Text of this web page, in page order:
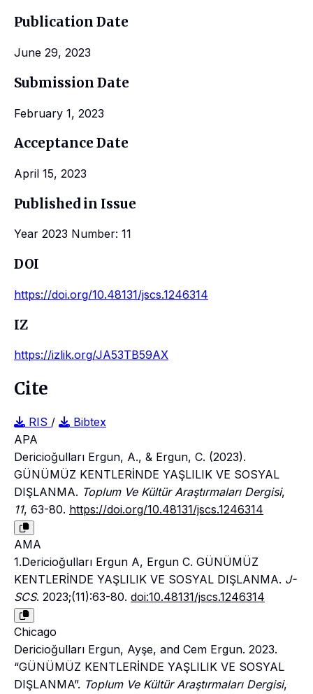
Publication Date
June 29, 2023
Submission Date
February 1, 2023
Acceptance Date
April 15, 2023
Published in Issue
Year 2023 Number: 11
DOI
https://doi.org/10.48131/jscs.1246314
IZ
https://izlik.org/JA53TB59AX
Cite
RIS /
Bibtex
APA
Dericioğulları Ergun, A., & Ergun, C. (2023).
GÜNÜMÜZ KENTLERİNDE YAŞLILIK VE SOSYAL
DIŞLANMA. Toplum Ve Kültür Araştırmaları Dergisi,
11, 63-80. https://doi.org/10.48131/jscs.1246314
AMA
1.Dericioğulları Ergun A, Ergun C. GÜNÜMÜZ
KENTLERİNDE YAŞLILIK VE SOSYAL DIŞLANMA. J-
SCS. 2023;(11):63-80. doi:10.48131/jscs.1246314
Chicago
Dericioğulları Ergun, Ayşe, and Cem Ergun. 2023.
“GÜNÜMÜZ KENTLERİNDE YAŞLILIK VE SOSYAL
DIŞLANMA”. Toplum Ve Kültür Araştırmaları Dergisi,